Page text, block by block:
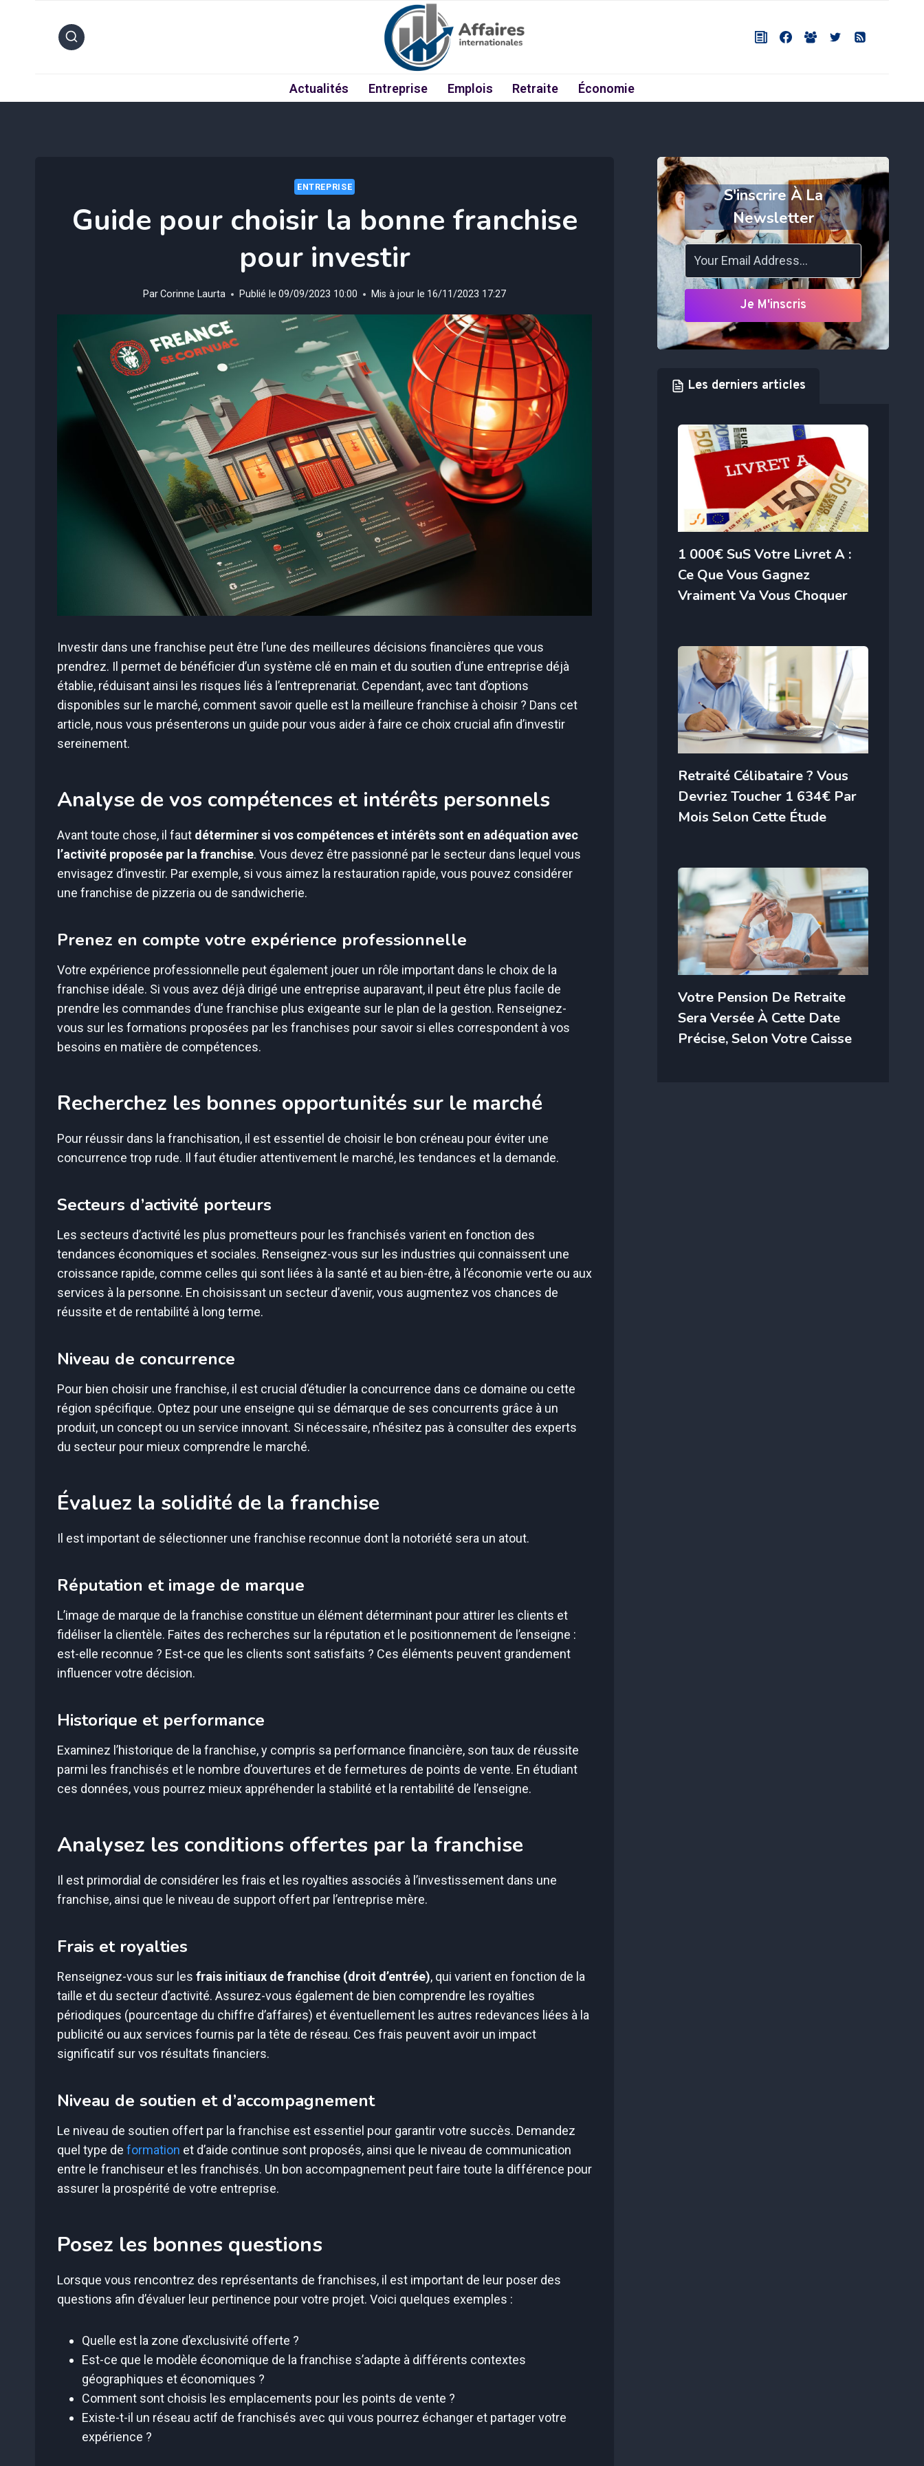
Actualités Entreprise Emplois Retraite Économie
ENTREPRISE
Guide pour choisir la bonne franchise
pour investir
ParCorinne Laurta Publié le 09/09/2023 10:00 Mis à jour le 16/11/2023 17:27
Investir dans une franchise peut être l’une des meilleures décisions financières que vous
prendrez. Il permet de bénéficier d’un système clé en main et du soutien d’une entreprise déjà
établie, réduisant ainsi les risques liés à l’entreprenariat. Cependant, avec tant d’options
disponibles sur le marché, comment savoir quelle est la meilleure franchise à choisir ? Dans cet
article, nous vous présenterons un guide pour vous aider à faire ce choix crucial afin d’investir
sereinement.
Analyse de vos compétences et intérêts personnels
Avant toute chose, il faut déterminer si vos compétences et intérêts sont en adéquation avec
l’activité proposée par la franchise. Vous devez être passionné par le secteur dans lequel vous
envisagez d’investir. Par exemple, si vous aimez la restauration rapide, vous pouvez considérer
une franchise de pizzeria ou de sandwicherie.
Prenez en compte votre expérience professionnelle
Votre expérience professionnelle peut également jouer un rôle important dans le choix de la
franchise idéale. Si vous avez déjà dirigé une entreprise auparavant, il peut être plus facile de
prendre les commandes d’une franchise plus exigeante sur le plan de la gestion. Renseignez-
vous sur les formations proposées par les franchises pour savoir si elles correspondent à vos
besoins en matière de compétences.
Recherchez les bonnes opportunités sur le marché
Pour réussir dans la franchisation, il est essentiel de choisir le bon créneau pour éviter une
concurrence trop rude. Il faut étudier attentivement le marché, les tendances et la demande.
Secteurs d’activité porteurs
Les secteurs d’activité les plus prometteurs pour les franchisés varient en fonction des
tendances économiques et sociales. Renseignez-vous sur les industries qui connaissent une
croissance rapide, comme celles qui sont liées à la santé et au bien-être, à l’économie verte ou aux
services à la personne. En choisissant un secteur d’avenir, vous augmentez vos chances de
réussite et de rentabilité à long terme.
Niveau de concurrence
Pour bien choisir une franchise, il est crucial d’étudier la concurrence dans ce domaine ou cette
région spécifique. Optez pour une enseigne qui se démarque de ses concurrents grâce à un
produit, un concept ou un service innovant. Si nécessaire, n’hésitez pas à consulter des experts
du secteur pour mieux comprendre le marché.
Évaluez la solidité de la franchise
Il est important de sélectionner une franchise reconnue dont la notoriété sera un atout.
Réputation et image de marque
L’image de marque de la franchise constitue un élément déterminant pour attirer les clients et
fidéliser la clientèle. Faites des recherches sur la réputation et le positionnement de l’enseigne :
est-elle reconnue ? Est-ce que les clients sont satisfaits ? Ces éléments peuvent grandement
influencer votre décision.
Historique et performance
Examinez l’historique de la franchise, y compris sa performance financière, son taux de réussite
parmi les franchisés et le nombre d’ouvertures et de fermetures de points de vente. En étudiant
ces données, vous pourrez mieux appréhender la stabilité et la rentabilité de l’enseigne.
Analysez les conditions offertes par la franchise
Il est primordial de considérer les frais et les royalties associés à l’investissement dans une
franchise, ainsi que le niveau de support offert par l’entreprise mère.
Frais et royalties
Renseignez-vous sur les frais initiaux de franchise (droit d’entrée), qui varient en fonction de la
taille et du secteur d’activité. Assurez-vous également de bien comprendre les royalties
périodiques (pourcentage du chiffre d’affaires) et éventuellement les autres redevances liées à la
publicité ou aux services fournis par la tête de réseau. Ces frais peuvent avoir un impact
significatif sur vos résultats financiers.
Niveau de soutien et d’accompagnement
Le niveau de soutien offert par la franchise est essentiel pour garantir votre succès. Demandez
quel type de formation et d’aide continue sont proposés, ainsi que le niveau de communication
entre le franchiseur et les franchisés. Un bon accompagnement peut faire toute la différence pour
assurer la prospérité de votre entreprise.
Posez les bonnes questions
Lorsque vous rencontrez des représentants de franchises, il est important de leur poser des
questions afin d’évaluer leur pertinence pour votre projet. Voici quelques exemples :
Quelle est la zone d’exclusivité offerte ?
Est-ce que le modèle économique de la franchise s’adapte à différents contextes
géographiques et économiques ?
Comment sont choisis les emplacements pour les points de vente ?
Existe-t-il un réseau actif de franchisés avec qui vous pourrez échanger et partager votre
expérience ?
S'inscrire À La
Newsletter
Je M'inscris
Les derniers articles
1 000€ SuS Votre Livret A :
Ce Que Vous Gagnez
Vraiment Va Vous Choquer
Retraité Célibataire ? Vous
Devriez Toucher 1 634€ Par
Mois Selon Cette Étude
Votre Pension De Retraite
Sera Versée À Cette Date
Précise, Selon Votre Caisse